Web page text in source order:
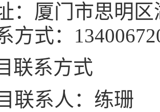
： 厦门市思明
方式：
联系方式
联系人： 练珊